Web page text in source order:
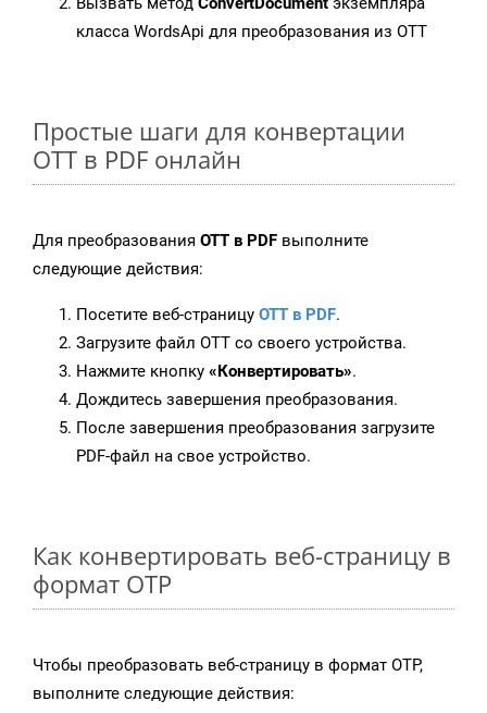
класса WordsApi для преобразования из OTT
Простые шаги для конвертации
OTT в PDF онлайн
Для преобразования OTT в PDF выполните
следующие действия:
Посетите веб-страницу OTT в PDF.
Загрузите файл OTT со своего устройства.
Нажмите кнопку «Конвертировать».
Дождитесь завершения преобразования.
После завершения преобразования загрузите
PDF-файл на свое устройство.
Как конвертировать веб-страницу в
формат OTP
Чтобы преобразовать веб-страницу в формат OTP,
выполните следующие действия: